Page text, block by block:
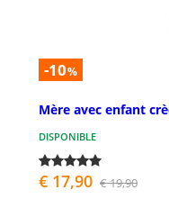
-10%
Mère avec enfant
DISPONIBLE
€ 17,90 € 19,90